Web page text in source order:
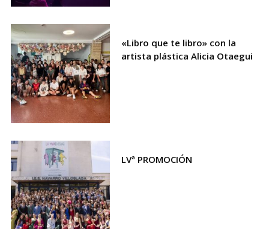
«Libro que te libro» con la
artista plástica Alicia Otaegui
LVª PROMOCIÓN